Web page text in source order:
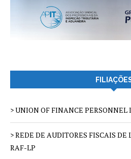
> UNION OF FINANCE PERSONNEL
> REDE DE AUDITORES FISCAIS
RAF-LP